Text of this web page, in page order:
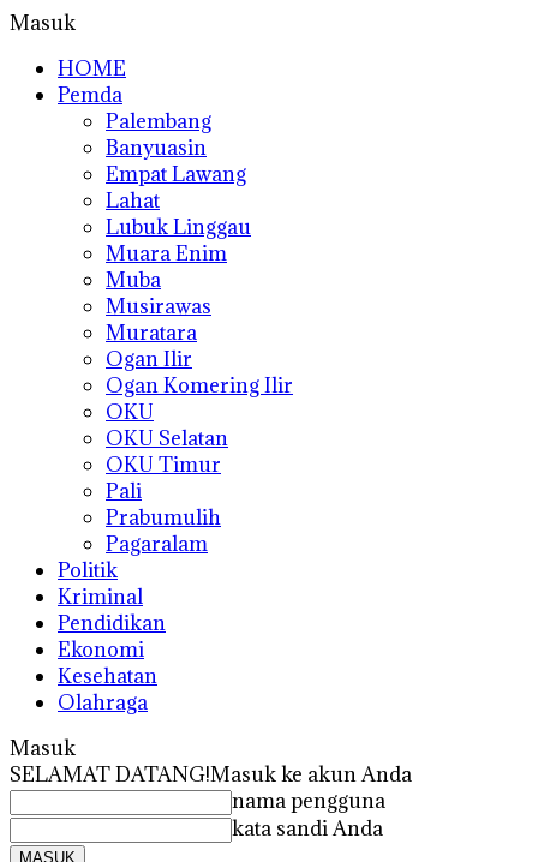
Masuk
HOME
Pemda
Palembang
Banyuasin
Empat Lawang
Lahat
Lubuk Linggau
Muara Enim
Muba
Musirawas
Muratara
Ogan Ilir
Ogan Komering Ilir
OKU
OKU Selatan
OKU Timur
Pali
Prabumulih
Pagaralam
Politik
Kriminal
Pendidikan
Ekonomi
Kesehatan
Olahraga
Masuk
SELAMAT DATANG!Masuk ke akun Anda
nama pengguna
kata sandi Anda